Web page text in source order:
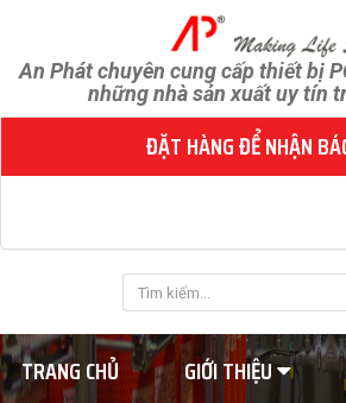
An Phát chuyên cung cấp thiết bị
những nhà sản xuất uy tín
ĐẶT HÀNG ĐỂ NHẬN
TRANG CHỦ GIỚI THIỆU